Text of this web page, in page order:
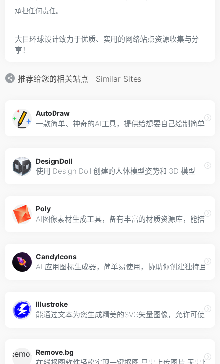
承担任何责任。
大目环球设计致力于优质、实用的网络站点资源收集与分
享！
推荐给您的相关站点 | Similar Sites
AutoDraw
一款简单、神奇的AI工具，提供给想要自己绘制简单图
DesignDoll
使用 Design Doll 创建的人体模型姿势和 3D 模型
Poly
AI图像素材生成工具，备有丰富的材质资源库，能搭配
CandyIcons
AI 应用图标生成器，简单易使用，协助你创建独特且令
Illustroke
能通过文本为您生成精美的SVG矢量图像，允许可使用
Remove.bg